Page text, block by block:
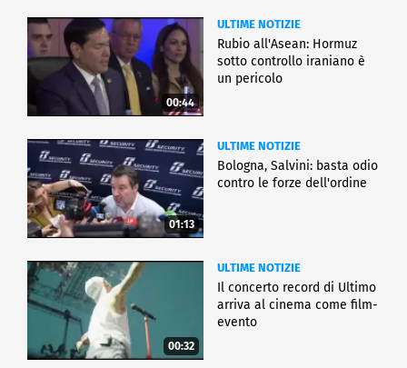
00:44
ULTIME NOTIZIE
Rubio all'Asean: Hormuz
sotto controllo iraniano è
un pericolo
01:13
ULTIME NOTIZIE
Bologna, Salvini: basta odio
contro le forze dell'ordine
00:32
ULTIME NOTIZIE
Il concerto record di Ultimo
arriva al cinema come film-
evento